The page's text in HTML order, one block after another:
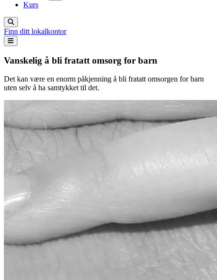
Kurs
Finn ditt lokalkontor
Vanskelig å bli fratatt omsorg for barn
Det kan være en enorm påkjenning å bli fratatt omsorgen for barn
uten selv å ha samtykket til det.